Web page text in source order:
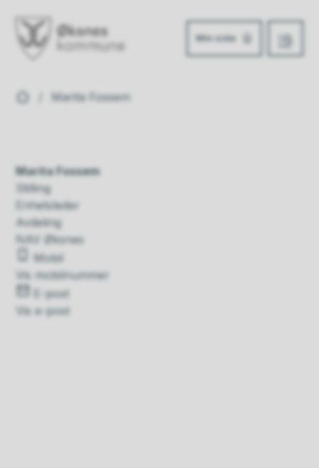
Min side
Meny
Du er her:Marita Fossem
Marita Fossem
Stilling
Enhetsleder
Avdeling
NAV Øksnes
Mobil
Vis mobilnummer
E-post
Vis e-post